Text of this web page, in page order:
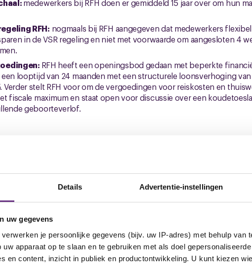
Details Advertentie-instellingen
uw gegevens
verwerken je persoonlijke gegevens (bijv. uw IP-adres) met behulp van
apparaat op te slaan en te gebruiken met als doel
en content, inzicht in publiek en productontwikkeling. U kunt kiezen
medewerkers bij RFH doen er gemiddeld 15 jaar over om hun
RFH: nogmaals bij RFH aangegeven dat medewerkers
in de VSR regeling en niet met voorwaarde om aangesloten 4
RFH heeft een openingsbod gedaan met beperkte
looptijd van 24 maanden met een structurele loonsverhoging van
Verder stelt RFH voor om de vergoedingen voor reiskosten en
fiscale maximum en staat open voor discussie over een
geboorteverlof.
€ 2,35 per dag (fiscaal maximum)
werk:
€ 0,23
€ 0,29 per km
opnemen in de cao